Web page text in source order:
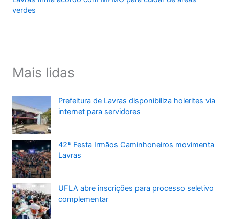
verdes
Mais lidas
Prefeitura de Lavras disponibiliza holerites via
internet para servidores
42ª Festa Irmãos Caminhoneiros movimenta
Lavras
UFLA abre inscrições para processo seletivo
complementar